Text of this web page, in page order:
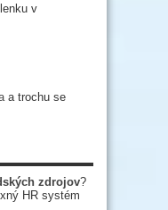
v
a trochu se
zdrojov?
HR systém